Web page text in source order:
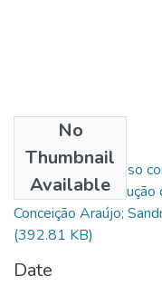
No
Thumbnail
Available
O Trabalho do Preso
Implicação na
Conceição Araújo;
(392.81 KB)
Date